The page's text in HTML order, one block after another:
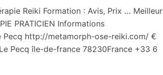
Reiki Formation : Avis, Prix … Meilleur
PRATICIEN Informations
Pecq http://metamorph-ose-reiki.com/ €
Pecq île-de-france 78230France +33 6